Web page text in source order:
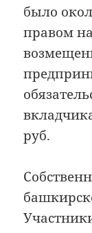
было
правом
руб.